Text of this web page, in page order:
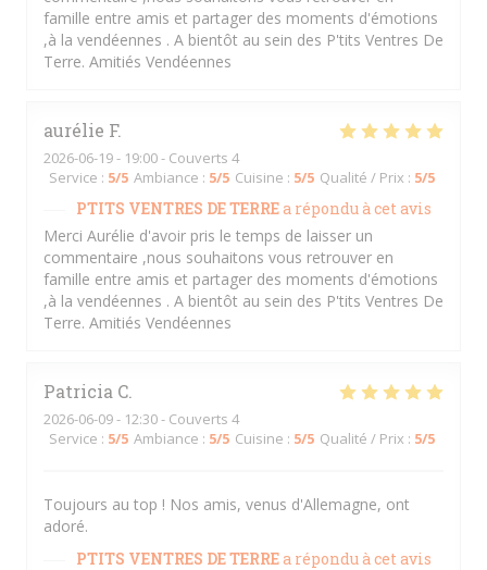
famille entre amis et partager des moments d'émotions
,à la vendéennes . A bientôt au sein des P'tits Ventres De
Terre. Amitiés Vendéennes
aurélie F
2026-06-19- 19:00 - Couverts 4
Service : 5/5 Ambiance : 5/5 Cuisine : 5/5 Qualité / Prix : 5/5
PTITS VENTRES DE TERREa répondu à cet avis
Merci Aurélie d'avoir pris le temps de laisser un
commentaire ,nous souhaitons vous retrouver en
famille entre amis et partager des moments d'émotions
,à la vendéennes . A bientôt au sein des P'tits Ventres De
Terre. Amitiés Vendéennes
Patricia C
2026-06-09- 12:30 - Couverts 4
Service : 5/5 Ambiance : 5/5 Cuisine : 5/5 Qualité / Prix : 5/5
Toujours au top ! Nos amis, venus d'Allemagne, ont
adoré.
PTITS VENTRES DE TERREa répondu à cet avis